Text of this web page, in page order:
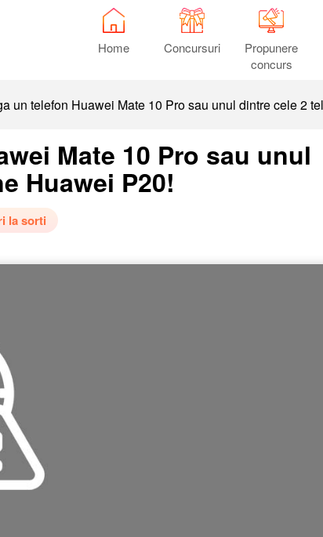
Home Concursuri
Propunere
concurs
un telefon Huawei Mate 10 Pro sau unul dintre cele 2
Mate 10 Pro sau unul
Huawei P20!
la sorti